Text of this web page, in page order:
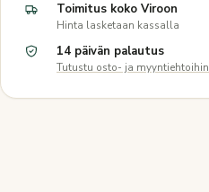
Toimitus koko Viroon
Hinta lasketaan kassalla
14 päivän palautus
Tutustu osto- ja myyntiehtoihin